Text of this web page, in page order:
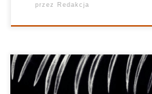
przez Redakcja